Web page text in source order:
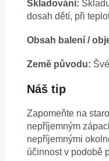
Skladování:
dosah dětí, při
Obsah balení /
Země původu:
Náš tip
Zapomeňte na
nepříjemným
nepříjemnými
účinnost v podobě